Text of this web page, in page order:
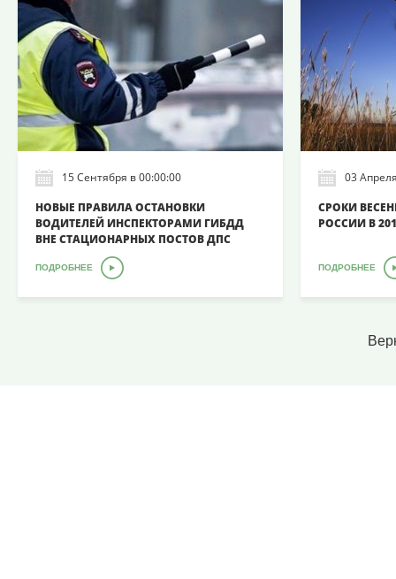
15 Сентября в 00:00:00
НОВЫЕ ПРАВИЛА ОСТАНОВКИ
ВОДИТЕЛЕЙ ИНСПЕКТОРАМИ ГИБДД
ВНЕ СТАЦИОНАРНЫХ ПОСТОВ ДПС
ПОДРОБНЕЕ
03
СРОКИ
РОССИИ В
ПОДРОБНЕЕ